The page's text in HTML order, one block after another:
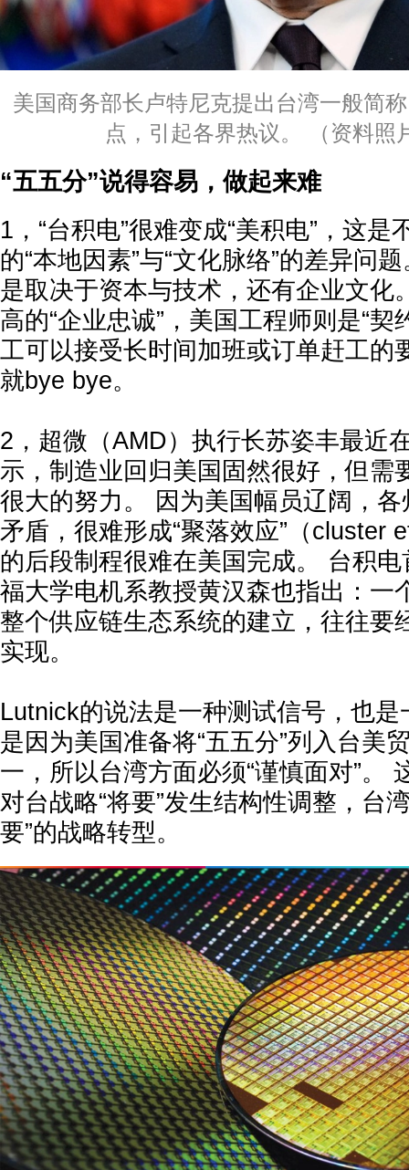
美国商务部长卢特尼克提出台湾一般简
点，引起各界热议。 （资料照
“五五分”说得容易，做起来难
1，“台积电”很难变成“美积电”，这是
的“本地因素”与“文化脉络”的差异问
是取决于资本与技术，还有企业文化
高的“企业忠诚”，美国工程师则是“契
工可以接受长时间加班或订单赶工的
就bye bye。
2，超微（AMD）执行长苏姿丰最近
示，制造业回归美国固然很好，但需
很大的努力。 因为美国幅员辽阔，
矛盾，很难形成“聚落效应”（cluster
的后段制程很难在美国完成。 台积
福大学电机系教授黄汉森也指出：一
整个供应链生态系统的建立，往往要
实现。
Lutnick的说法是一种测试信号，也
是因为美国准备将“五五分”列入台美
一，所以台湾方面必须“谨慎面对”。
对台战略“将要”发生结构性调整，台
要”的战略转型。